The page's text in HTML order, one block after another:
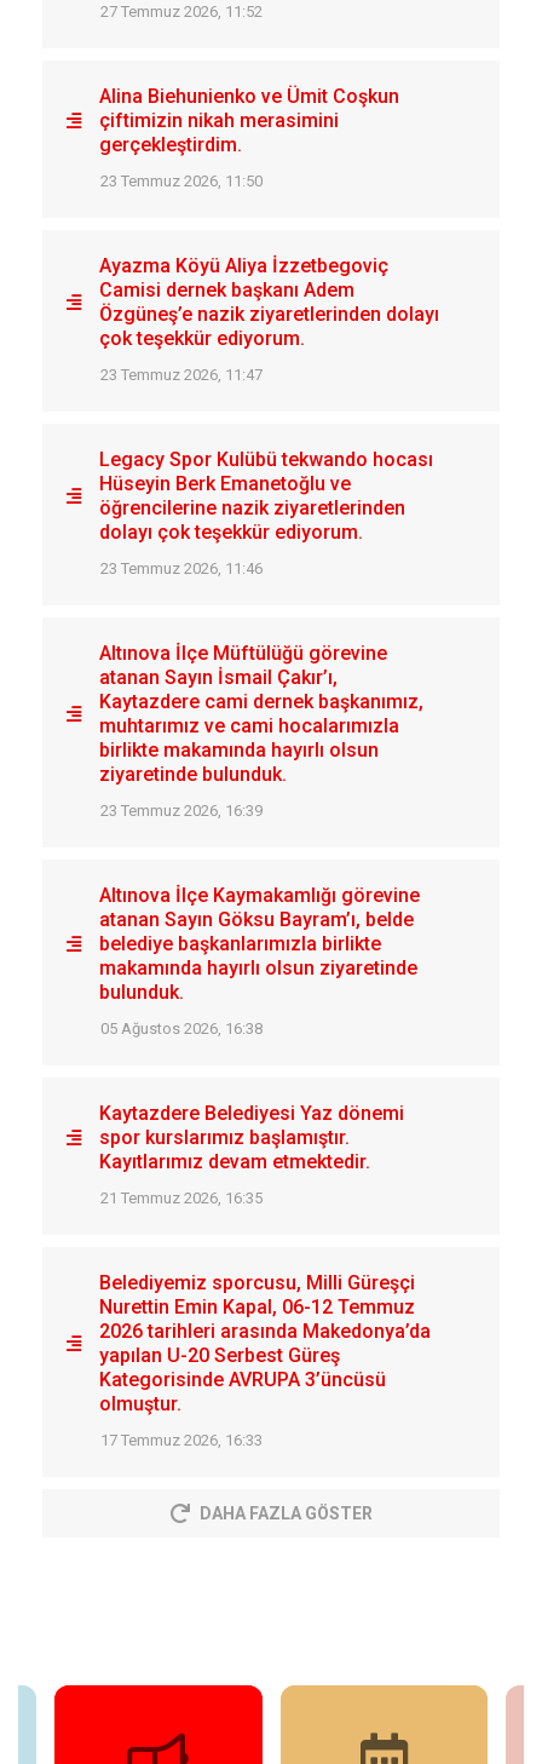
27 Temmuz 2026, 11:52
Alina Biehunienko ve Ümit Coşkun
çiftimizin nikah merasimini
gerçekleştirdim.
23 Temmuz 2026, 11:50
Ayazma Köyü Aliya İzzetbegoviç
Camisi dernek başkanı Adem
Özgüneş’e nazik ziyaretlerinden dolayı
çok teşekkür ediyorum.
23 Temmuz 2026, 11:47
Legacy Spor Kulübü tekwando hocası
Hüseyin Berk Emanetoğlu ve
öğrencilerine nazik ziyaretlerinden
dolayı çok teşekkür ediyorum.
23 Temmuz 2026, 11:46
Altınova İlçe Müftülüğü görevine
atanan Sayın İsmail Çakır’ı,
Kaytazdere cami dernek başkanımız,
muhtarımız ve cami hocalarımızla
birlikte makamında hayırlı olsun
ziyaretinde bulunduk.
23 Temmuz 2026, 16:39
Altınova İlçe Kaymakamlığı görevine
atanan Sayın Göksu Bayram’ı, belde
belediye başkanlarımızla birlikte
makamında hayırlı olsun ziyaretinde
bulunduk.
05 Ağustos 2026, 16:38
Kaytazdere Belediyesi Yaz dönemi
spor kurslarımız başlamıştır.
Kayıtlarımız devam etmektedir.
21 Temmuz 2026, 16:35
Belediyemiz sporcusu, Milli Güreşçi
Nurettin Emin Kapal, 06-12 Temmuz
2026 tarihleri arasında Makedonya’da
yapılan U-20 Serbest Güreş
Kategorisinde AVRUPA 3’üncüsü
olmuştur.
17 Temmuz 2026, 16:33
DAHA FAZLA GÖSTER